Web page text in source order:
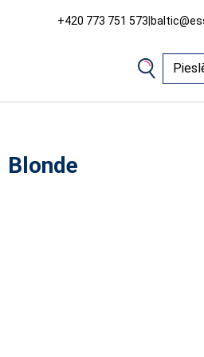
+420 773 751 573|
Blonde